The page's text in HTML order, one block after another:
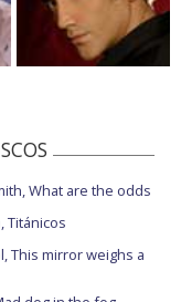
What are the odds
Titánicos
This mirror weighs a